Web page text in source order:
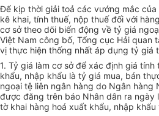
Để kịp thời giải toả các vướng mắc
kê khai, tính thuế, nộp thuế đối với
cơ sở theo dõi biến động về tỷ giá
Việt Nam công bố, Tổng cục Hải quan
vị thực hiện thống nhất áp dụng tỷ giá
1. Tỷ giá làm cơ sở để xác định giá
khẩu, nhập khẩu là tỷ giá mua, bán
ngoại tệ liên ngân hàng do Ngân hàng
được đăng trên báo Nhân dân ra
tờ khai hàng hoá xuất khẩu, nhập khẩu